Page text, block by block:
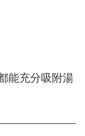
能充分吸附湯